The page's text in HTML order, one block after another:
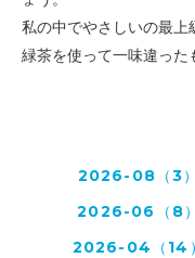
私の中でやさしいの最上
緑茶を使って一味違った
2026-08（3）
2026-06（8）
2026-04（14）